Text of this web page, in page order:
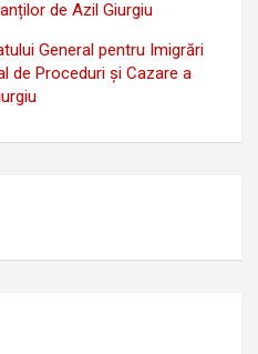
de Azil Giurgiu
General pentru Imigrări
de Proceduri și Cazare a